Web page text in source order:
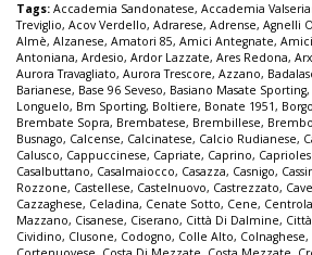
Tags: Accademia Sandonatese, Accademia
Treviglio, Acov Verdello, Adrarese, Adrense, Agnelli
Almè, Alzanese, Amatori 85, Amici Antegnate,
Antoniana, Ardesio, Ardor Lazzate, Ares Redona, Arx
Aurora Travagliato, Aurora Trescore, Azzano,
Barianese, Base 96 Seveso, Basiano Masate Sporting,
Longuelo, Bm Sporting, Boltiere, Bonate 1951,
Brembate Sopra, Brembatese, Brembillese, Brembo
Busnago, Calcense, Calcinatese, Calcio Rudianese,
Calusco, Cappuccinese, Capriate, Caprino,
Casalbuttano, Casalmaiocco, Casazza, Casnigo,
Rozzone, Castellese, Castelnuovo, Castrezzato,
Cazzaghese, Celadina, Cenate Sotto, Cene,
Mazzano, Cisanese, Ciserano, Città Di Dalmine,
Cividino, Clusone, Codogno, Colle Alto, Colnaghese,